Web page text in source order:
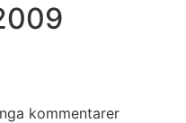
kommentarer